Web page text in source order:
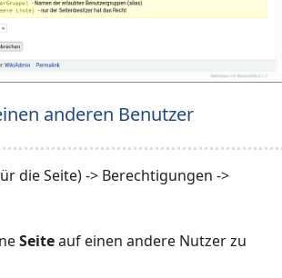
anderen Benutzer
die Seite) -> Berechtigungen ->
Seiteauf einen andere Nutzer zu